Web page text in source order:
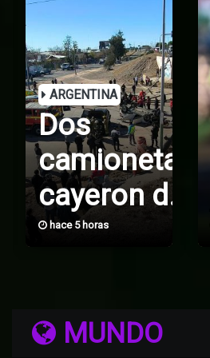
ARGENTINA
Dos
camionetas
cayeron de
un puente
hay un
hace 5 horas
MUNDO